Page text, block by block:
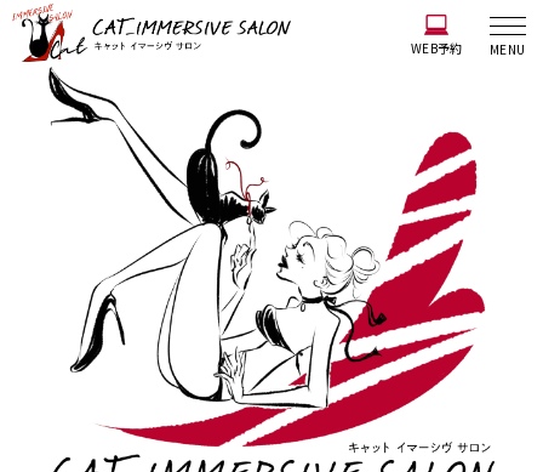
WEB予約 MENU